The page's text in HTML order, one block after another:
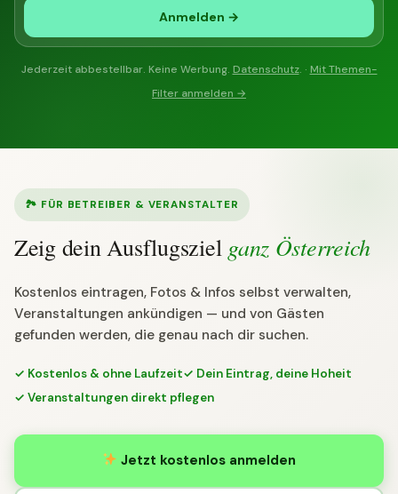
Anmelden →
Jederzeit abbestellbar. Keine Werbung. Datenschutz. · Mit Themen-
Filter anmelden →
🏞 FÜR BETREIBER & VERANSTALTER
Zeig dein Ausflugsziel ganz Österreich
Kostenlos eintragen, Fotos & Infos selbst verwalten,
Veranstaltungen ankündigen — und von Gästen
gefunden werden, die genau nach dir suchen.
✓ Kostenlos & ohne Laufzeit✓ Dein Eintrag, deine Hoheit
✓ Veranstaltungen direkt pflegen
Jetzt kostenlos anmelden